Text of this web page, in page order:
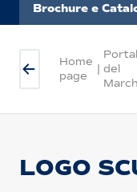
Brochure e
Home
page
| del
LOGO